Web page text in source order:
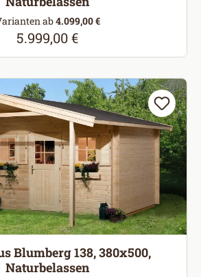
ab4.099,00 €
Regulärer Preis:
5.999,00 €
Blumberg 138, 380x500,
Naturbelassen